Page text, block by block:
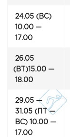
24.05 (ВС)
10.00 —
17.00
26.05
(ВТ)15.00 —
18.00
29.05 —
31.05 (ПТ—
ВС) 10.00 —
17.00